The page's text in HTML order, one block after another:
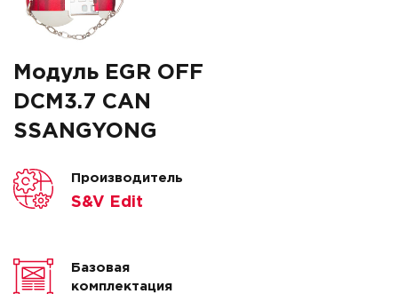
Модуль EGR OFF
DCM3.7 CAN
SSANGYONG
Производитель
S&V Edit
Базовая
комплектация